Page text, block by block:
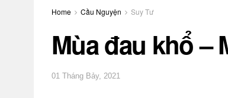
Home Cầu Nguyện Suy Tư
Mùa đau khổ –
01 Tháng Bảy, 2021